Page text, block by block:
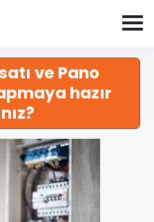
ve Pano
hazır